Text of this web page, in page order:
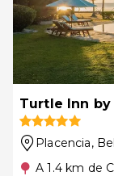
Turtle Inn by
Placencia,
A 1.4 km de